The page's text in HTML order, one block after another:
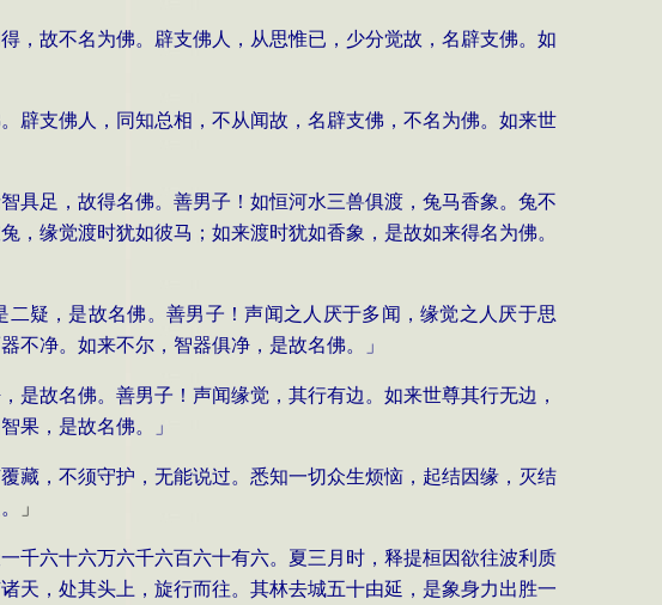
，故不名为佛。辟支佛人，从思惟已，少分觉故，名辟支佛。如
辟支佛 人，同知总相，不从闻故，名辟支佛，不名为佛。 如来世
具足，故得名佛。善男子！如恒河水三兽俱渡， 兔马香象。兔不
，缘觉渡时犹如彼马；如来渡时犹如香象，是故如来得名为佛。
二疑，是故名佛。善男子！声闻之人厌于多闻，缘觉之人 厌于思
不净。如来不尔，智器俱净， 是故名佛。」
是故名佛。善男子！声闻缘觉，其行有边。如来世尊其行无边，
果，是故名佛。」
藏，不须守护，无能说过。悉知一切众生烦恼，起结因缘，灭结
」
千六十六万六千六百六十有六。夏三月时，释提桓因欲往波利质
天，处其头上，旋行而往。其林去城五十由延， 是象身力出胜一